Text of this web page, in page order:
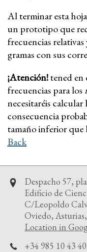
Al terminar esta
un prototipo que
frecuencias
gramas con sus
¡Atención!tened en
frecuencias para los
necesitaréis calcular
consecuencia
tamaño inferior que
Back
Despacho 57,
Edificio de
C/Leopoldo
Oviedo,
Location in
+34 985 10 43 40